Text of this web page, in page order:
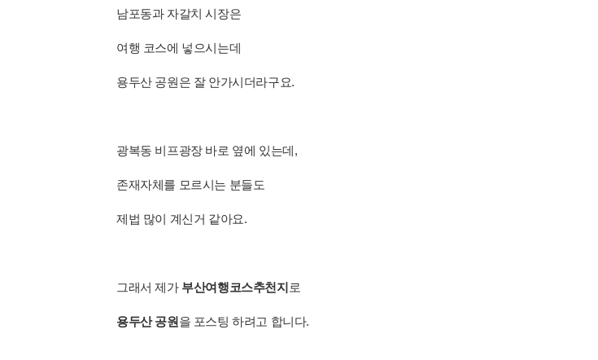
남포동과 자갈치 시장은
여행 코스에 넣으시는데
용두산 공원은 잘 안가시더라구요.
광복동 비프광장 바로 옆에 있는데,
존재자체를 모르시는 분들도
제법 많이 계신거 같아요.
그래서 제가 부산여행코스추천지 로
용두산 공원을 포스팅 하려고 합니다.